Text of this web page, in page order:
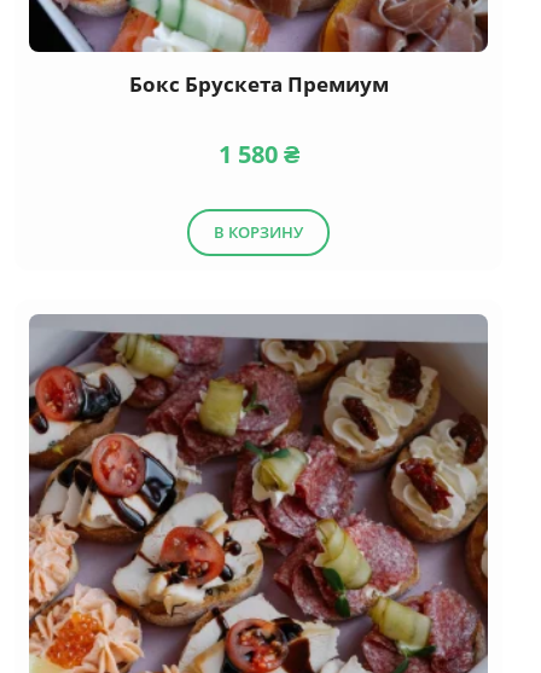
Бокс Брускета Премиум
1 580₴
В КОРЗИНУ